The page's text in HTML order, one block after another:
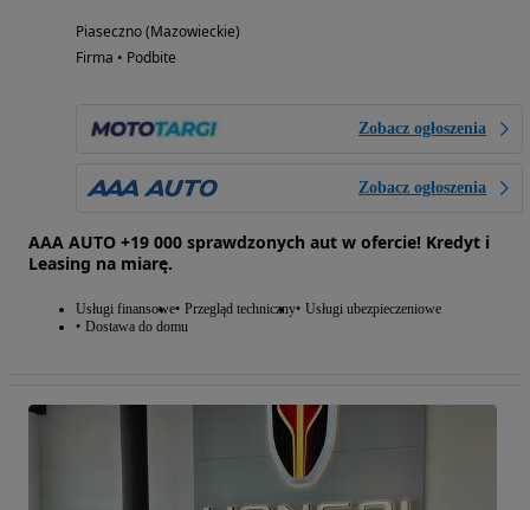
Piaseczno (Mazowieckie)
Firma • Podbite
Zobacz ogłoszenia
Zobacz ogłoszenia
AAA AUTO +19 000 sprawdzonych aut w ofercie! Kredyt i
Leasing na miarę.
Usługi finansowe Przegląd techniczny Usługi ubezpieczeniowe
Dostawa do domu